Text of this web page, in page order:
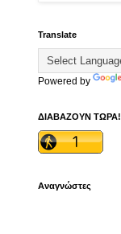
Translate
Powered by
ΔΙΑΒΑΖΟΥΝ ΤΩΡΑ!
Αναγνώστες